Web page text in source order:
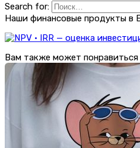
Search for:
Наши финансовые продукты в
Вам также может понравиться